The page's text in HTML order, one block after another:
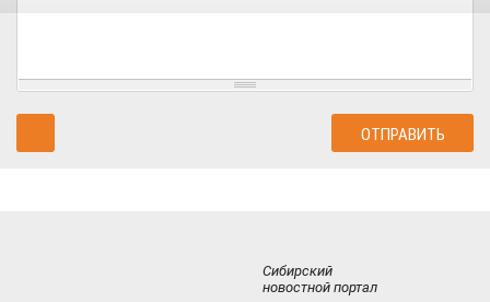
Сибирский
новостной портал